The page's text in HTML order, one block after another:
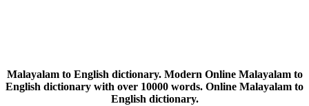
Malayalam to English dictionary. Modern Online Malayalam to
English dictionary with over 10000 words. Online Malayalam to
English dictionary.